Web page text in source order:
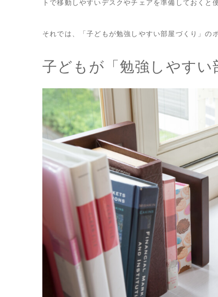
トで移動しやすいデスクやチェアを準備しておくと
それでは、「子どもが勉強しやすい部屋づくり」
子どもが「勉強しやす